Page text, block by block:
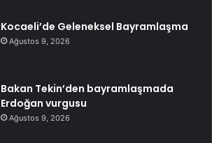
Kocaeli’de Geleneksel Bayramlaşma
Ağustos 9, 2026
Bakan Tekin’den bayramlaşmada
Erdoğan vurgusu
Ağustos 9, 2026